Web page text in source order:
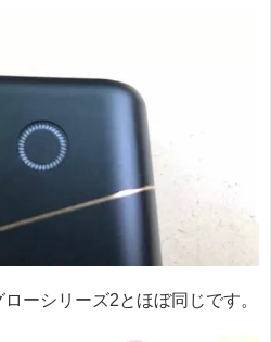
ーシリーズ2とほぼ同じです。